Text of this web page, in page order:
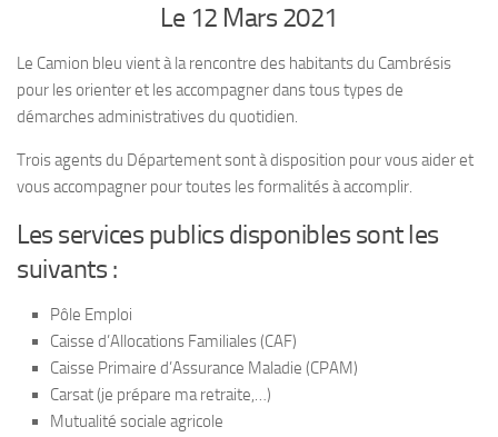
Le 12 Mars 2021
Le Camion bleu vient à la rencontre des habitants du Cambrésis
pour les orienter et les accompagner dans tous types de
démarches administratives du quotidien.
Trois agents du Département sont à disposition pour vous aider et
vous accompagner pour toutes les formalités à accomplir.
Les services publics disponibles sont les
suivants :
Pôle Emploi
Caisse d’Allocations Familiales (CAF)
Caisse Primaire d’Assurance Maladie (CPAM)
Carsat (je prépare ma retraite,…)
Mutualité sociale agricole